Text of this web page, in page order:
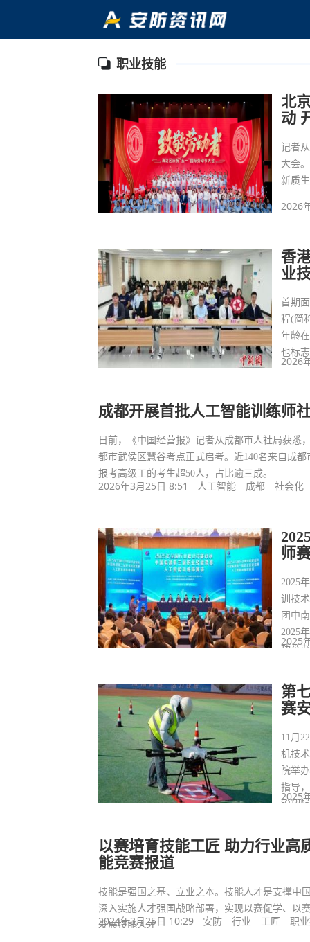
职业技能
北
动
记者
大会
新质
2026
香
业
首期
程(简
年龄
也标
2026
成都开展首批人工智能训练师
日前，《中国经营报》记者从成都市人社局获悉
都市武侯区慧谷考点正式启考。近140名来自成
报考高级工的考生超50人，占比逾三成。
2026年3月25日 8:51 人工智能 成都 社会化
师
2025
训技
团中
2025
功举
2025
第
赛
11月
机技
院举
指导
锐翔
2025
以赛培育技能工匠 助力行业
能竞赛报道
技能是强国之基、立业之本。技能人才是支撑中
深入实施人才强国战略部署，实现以赛促学、以
发展技能人才
2024年3月25日 10:29 安防 行业 工匠 职